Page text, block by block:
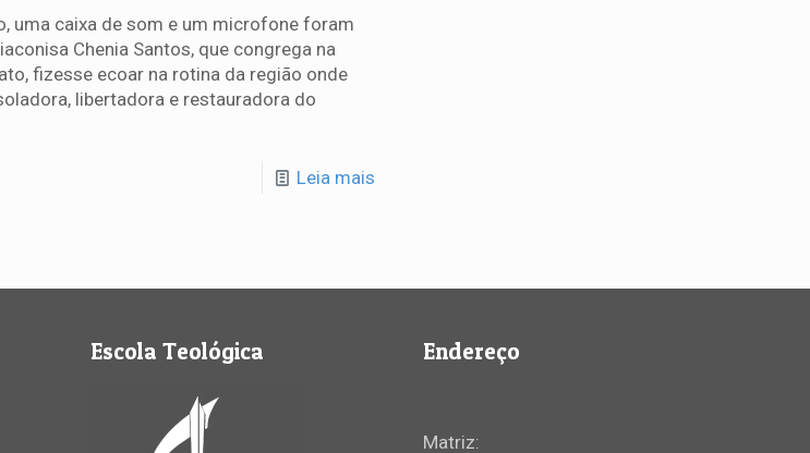
uma caixa de som e um microfone foram
Chenia Santos, que congrega na
fizesse ecoar na rotina da região onde
libertadora e restauradora do
Leia mais
Escola Teológica Endereço
Matriz: